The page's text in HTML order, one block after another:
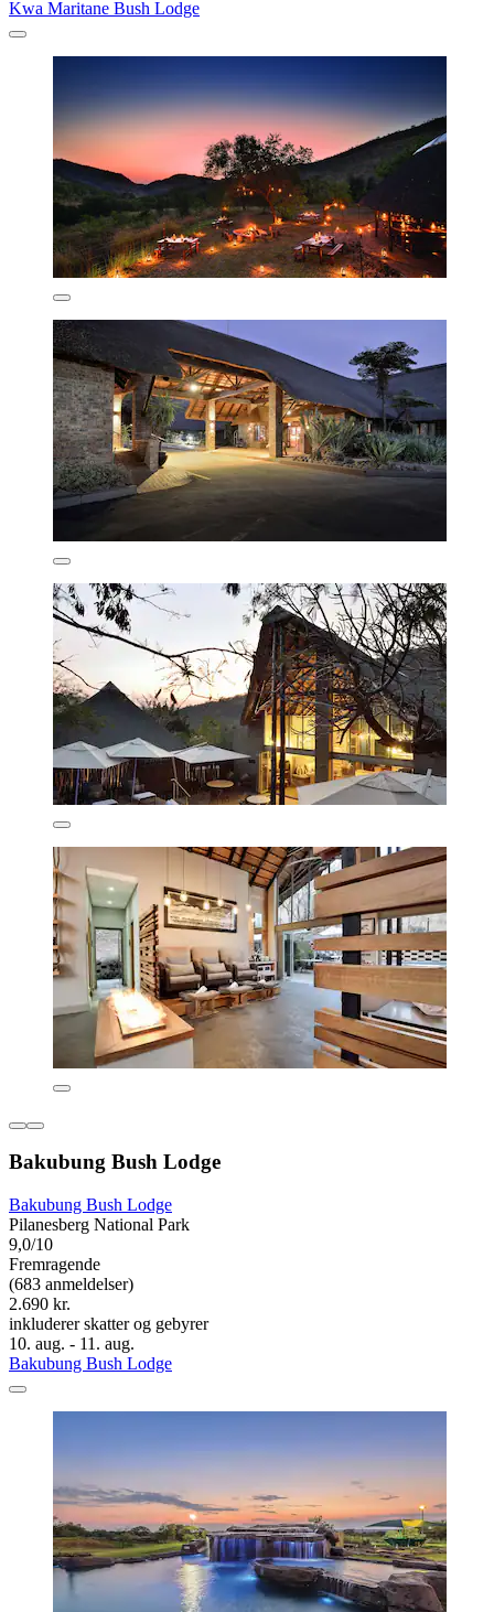
Kwa Maritane Bush Lodge
Bakubung Bush Lodge
Bakubung Bush Lodge
Pilanesberg National Park
9,0/10
Fremragende
(683 anmeldelser)
2.690 kr.
inkluderer skatter og gebyrer
10. aug. - 11. aug.
Bakubung Bush Lodge